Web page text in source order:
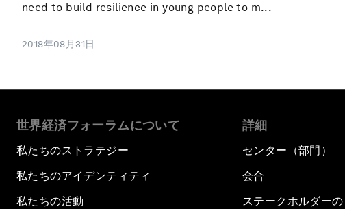
need to build resilience in young people to m...
2018年08月31日
世界経済フォーラムについて
私たちのストラテジー
私たちのアイデンティティ
私たちの活動
詳細
センター（部門）
会合
ステークホルダー